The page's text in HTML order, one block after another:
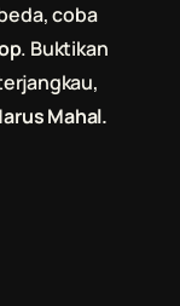
coba
. Buktikan
Mahal.